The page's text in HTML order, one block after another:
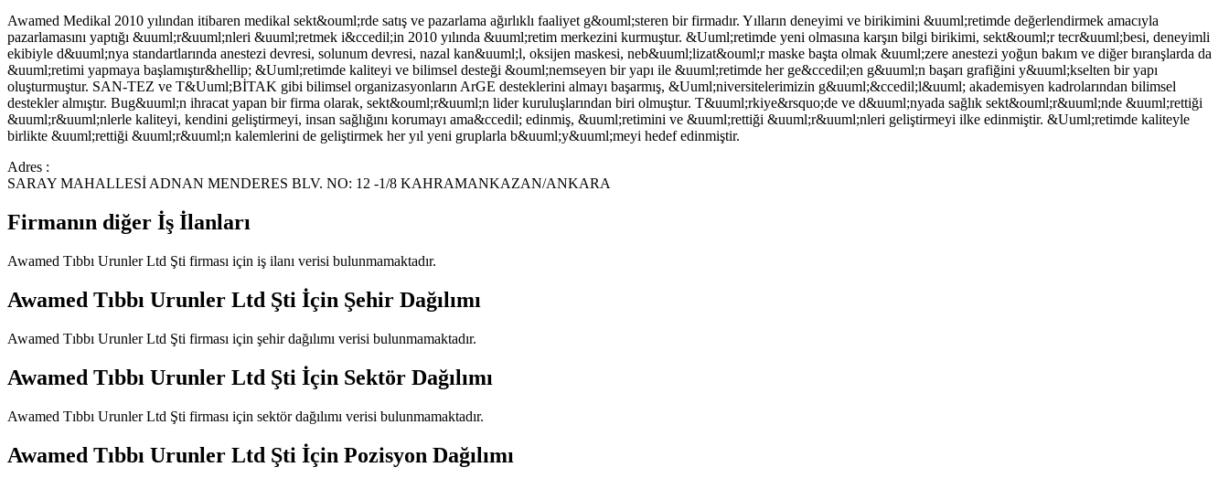
Awamed Medikal 2010 yılından itibaren medikal sekt&ouml;rde satış ve pazarlama ağırlıklı faaliyet g&ouml;steren bir firmadır. Yılların deneyimi ve birikimini &uuml;retimde değerlendirmek amacıyla
pazarlamasını yaptığı &uuml;r&uuml;nleri &uuml;retmek i&ccedil;in 2010 yılında &uuml;retim merkezini kurmuştur. &Uuml;retimde yeni olmasına karşın bilgi birikimi, sekt&ouml;r tecr&uuml;besi, deneyimli
ekibiyle d&uuml;nya standartlarında anestezi devresi, solunum devresi, nazal kan&uuml;l, oksijen maskesi, neb&uuml;lizat&ouml;r maske başta olmak &uuml;zere anestezi yoğun bakım ve diğer bıranşlarda da
&uuml;retimi yapmaya başlamıştır&hellip; &Uuml;retimde kaliteyi ve bilimsel desteği &ouml;nemseyen bir yapı ile &uuml;retimde her ge&ccedil;en g&uuml;n başarı grafiğini y&uuml;kselten bir yapı
oluşturmuştur. SAN-TEZ ve T&Uuml;BİTAK gibi bilimsel organizasyonların ArGE desteklerini almayı başarmış, &Uuml;niversitelerimizin g&uuml;&ccedil;l&uuml; akademisyen kadrolarından bilimsel
destekler almıştır. Bug&uuml;n ihracat yapan bir firma olarak, sekt&ouml;r&uuml;n lider kuruluşlarından biri olmuştur. T&uuml;rkiye&rsquo;de ve d&uuml;nyada sağlık sekt&ouml;r&uuml;nde &uuml;rettiği
&uuml;r&uuml;nlerle kaliteyi, kendini geliştirmeyi, insan sağlığını korumayı ama&ccedil; edinmiş, &uuml;retimini ve &uuml;rettiği &uuml;r&uuml;nleri geliştirmeyi ilke edinmiştir. &Uuml;retimde kaliteyle
birlikte &uuml;rettiği &uuml;r&uuml;n kalemlerini de geliştirmek her yıl yeni gruplarla b&uuml;y&uuml;meyi hedef edinmiştir.
Adres :
SARAY MAHALLESİ ADNAN MENDERES BLV. NO: 12 -1/8 KAHRAMANKAZAN/ANKARA
Firmanın diğer İş İlanları
Awamed Tıbbı Urunler Ltd Şti firması için iş ilanı verisi bulunmamaktadır.
Awamed Tıbbı Urunler Ltd Şti İçin Şehir Dağılımı
Awamed Tıbbı Urunler Ltd Şti firması için şehir dağılımı verisi bulunmamaktadır.
Awamed Tıbbı Urunler Ltd Şti İçin Sektör Dağılımı
Awamed Tıbbı Urunler Ltd Şti firması için sektör dağılımı verisi bulunmamaktadır.
Awamed Tıbbı Urunler Ltd Şti İçin Pozisyon Dağılımı